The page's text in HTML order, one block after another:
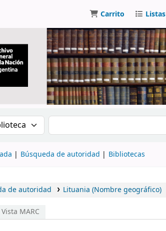
Carrito Listas
por: Buscar en el catálogo
Búsqueda de autoridad Bibliotecas
de autoridad Lituania (Nombre geográfico)
Vista MARC